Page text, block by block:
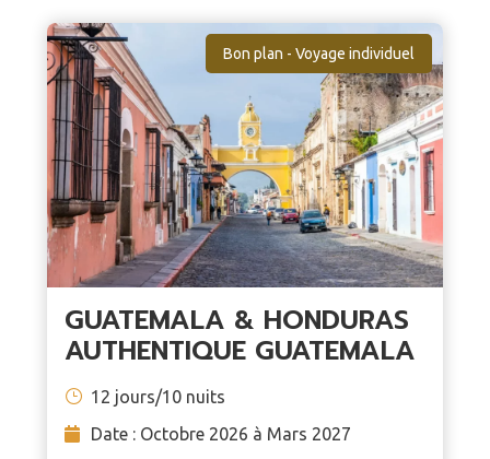
Bon plan - Voyage individuel
GUATEMALA & HONDURAS
AUTHENTIQUE GUATEMALA
12 jours/10 nuits
Date : Octobre 2026 à Mars 2027